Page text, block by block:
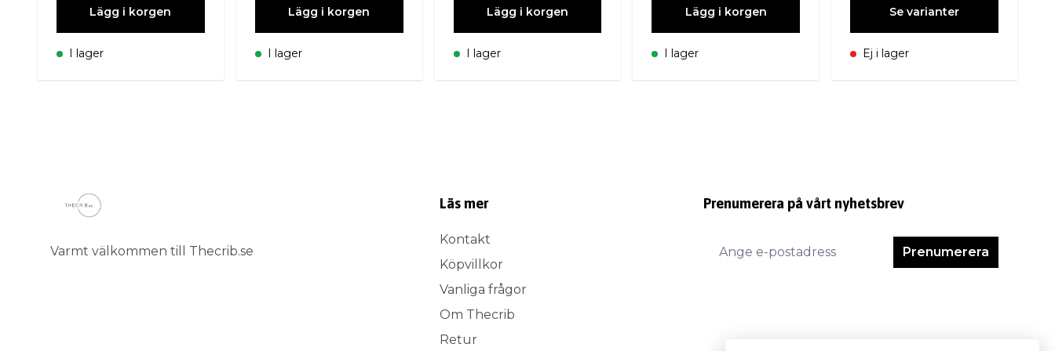
Lägg i korgen
I lager
Lägg i korgen
I lager
Lägg i korgen
I lager
Lägg i korgen
I lager
Se varianter
Ej i lager
Varmt välkommen till Thecrib.se
Läs mer
Kontakt
Köpvillkor
Vanliga frågor
Om Thecrib
Retur
Prenumerera på vårt nyhetsbrev
Prenumerera